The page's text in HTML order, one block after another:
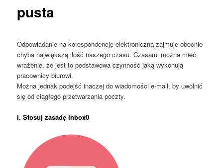
pusta
Odpowiadanie na korespondencję elektroniczną zajmuje obecnie
chyba największą ilość naszego czasu. Czasami można mieć
wrażenie, że jest to podstawowa czynność jaką wykonują
pracownicy biurowi.
Można jednak podejść inaczej do wiadomości e-mail, by uwolnić
się od ciągłego przetwarzania poczty.
I. Stosuj zasadę Inbox0